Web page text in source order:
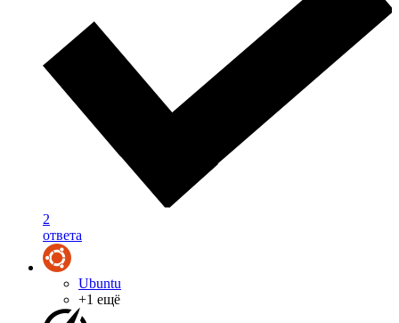
2
ответа
Ubuntu
+1 ещё